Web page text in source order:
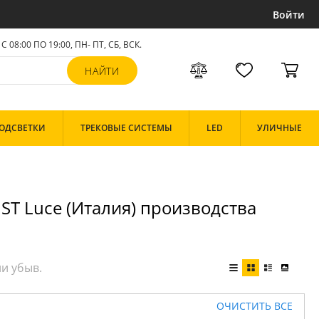
Войти
С 08:00 ПО 19:00, ПН- ПТ, СБ, ВСК.
ТРЕКОВЫЕ СИСТЕМЫ LED УЛИЧНЫЕ
Luce (Италия) производства
ОЧИСТИТЬ ВСЕ